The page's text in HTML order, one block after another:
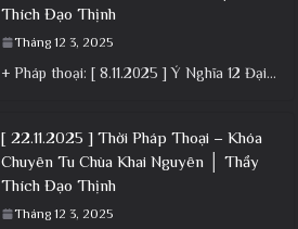
Thích Đạo Thịnh
Tháng 12 3, 2025
+ Pháp thoại: [ 8.11.2025 ] Ý Nghĩa 12 Đại Nguyện Của Bồ Tát Quán Âm – Vía 19/9 Â.L│Thầy
[ 22.11.2025 ] Thời Pháp Thoại – Khóa
Chuyên Tu Chùa Khai Nguyên │ Thầy
Thích Đạo Thịnh
Tháng 12 3, 2025